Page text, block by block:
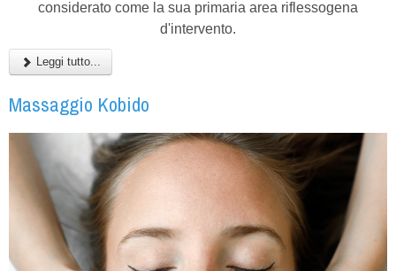
considerato come la sua primaria area riflessogena
d'intervento.
Leggi tutto...
Massaggio Kobido